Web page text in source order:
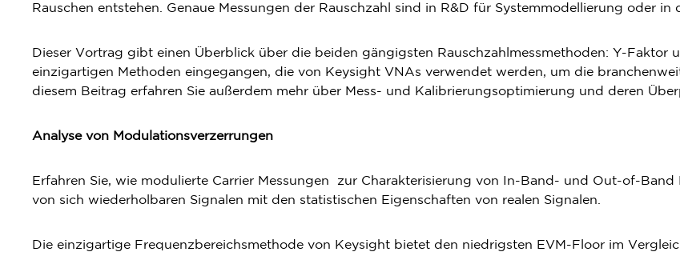
Rauschen entstehen. Genaue Messungen der Rauschzahl sind in R&D für Systemmodellierung oder
Dieser Vortrag gibt einen Überblick über die beiden gängigsten Rauschzahlmessmethoden: Y-
einzigartigen Methoden eingegangen, die von Keysight VNAs verwendet werden, um die
diesem Beitrag erfahren Sie außerdem mehr über Mess- und Kalibrierungsoptimierung und deren
Analyse von Modulationsverzerrungen
Erfahren Sie, wie modulierte Carrier Messungen zur Charakterisierung von In-Band- und Out-of-
von sich wiederholbaren Signalen mit den statistischen Eigenschaften von realen Signalen.
Die einzigartige Frequenzbereichsmethode von Keysight bietet den niedrigsten EVM-Floor im